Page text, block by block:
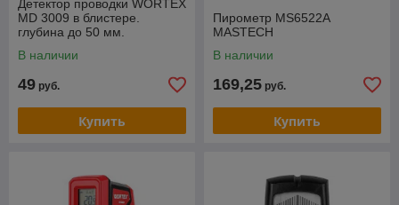
Детектор проводки WORTEX
MD 3009 в блистере.
глубина до 50 мм.
В наличии
49 руб.
Купить
Пирометр MS6522А
MASTECH
В наличии
169,25 руб.
Купить